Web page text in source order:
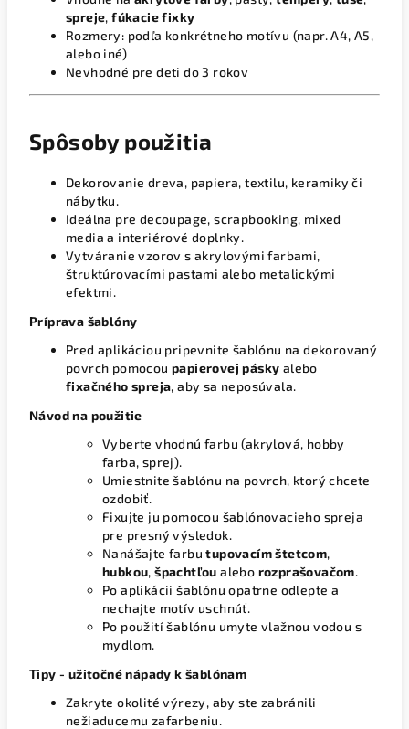
spreje,fúkacie fixky
Rozmery: podľa konkrétneho motívu (napr. A4, A5,
alebo iné)
Nevhodné pre deti do 3 rokov
Spôsoby použitia
Dekorovanie dreva, papiera, textilu, keramiky či
nábytku.
Ideálna pre decoupage, scrapbooking, mixed
media a interiérové doplnky.
Vytváranie vzorov s akrylovými farbami,
štruktúrovacími pastami alebo metalickými
efektmi.
Príprava šablóny
Pred aplikáciou pripevnite šablónu na dekorovaný
povrch pomocoupapierovej pásky alebo
fixačného spreja, aby sa neposúvala.
Návod na použitie
Vyberte vhodnú farbu (akrylová, hobby
farba, sprej).
Umiestnite šablónu na povrch, ktorý chcete
ozdobiť.
Fixujte ju pomocou šablónovacieho spreja
pre presný výsledok.
Nanášajte farbutupovacím štetcom,
hubkou,špachtľou alebo rozprašovačom.
Po aplikácii šablónu opatrne odlepte a
nechajte motív uschnúť.
Po použití šablónu umyte vlažnou vodou s
mydlom.
Tipy - užitočné nápady k šablónam
Zakryte okolité výrezy, aby ste zabránili
nežiaducemu zafarbeniu.